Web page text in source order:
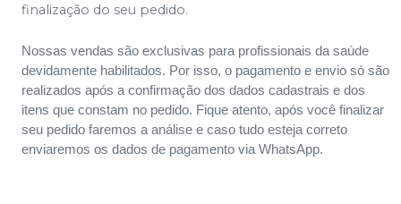
finalização do seu pedido.
Nossas vendas são exclusivas para profissionais da saúde
devidamente habilitados. Por isso, o pagamento e envio só são
realizados após a confirmação dos dados cadastrais e dos
itens que constam no pedido. Fique atento, após você finalizar
seu pedido faremos a análise e caso tudo esteja correto
enviaremos os dados de pagamento via WhatsApp.